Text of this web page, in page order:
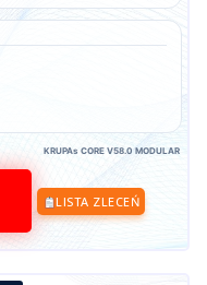
KRUPAs CORE V58.0 MODULAR
LISTA ZLECEŃ